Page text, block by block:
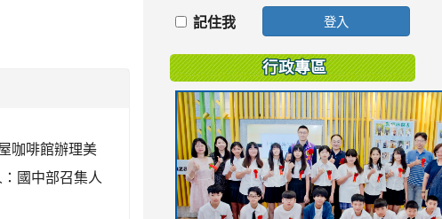
咖啡館辦理美
國中部召集人
記住我 登入
行政專區